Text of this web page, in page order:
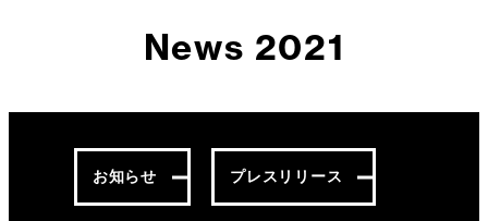
News 2021
お知らせ プレスリリース